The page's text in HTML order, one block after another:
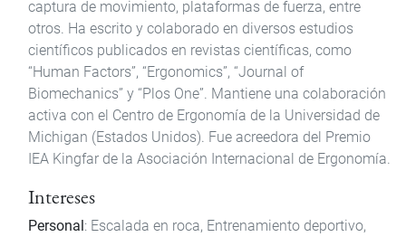
captura de movimiento, plataformas de fuerza, entre
otros. Ha escrito y colaborado en diversos estudios
científicos publicados en revistas científicas, como
“Human Factors”, “Ergonomics”, “Journal of
Biomechanics” y “Plos One”. Mantiene una colaboración
activa con el Centro de Ergonomía de la Universidad de
Michigan (Estados Unidos). Fue acreedora del Premio
IEA Kingfar de la Asociación Internacional de Ergonomía.
Intereses
Personal: Escalada en roca, Entrenamiento deportivo,